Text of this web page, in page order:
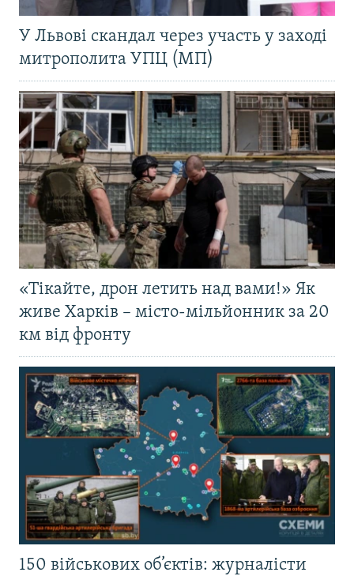
У Львові скандал через участь у заході
митрополита УПЦ (МП)
«Тікайте, дрон летить над вами!» Як
живе Харків – місто-мільйонник за 20
км від фронту
150 військових об’єктів: журналісти